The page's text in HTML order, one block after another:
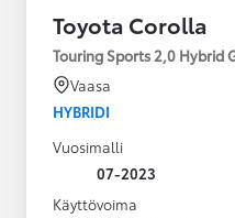
Toyota Corolla
Touring Sports 2,0 Hybrid
Vaasa
HYBRIDI
Vuosimalli
07-2023
Käyttövoima